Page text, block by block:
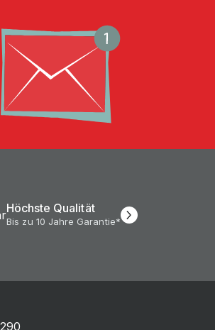
Höchste Qualität
Bis zu 10 Jahre Garantie*